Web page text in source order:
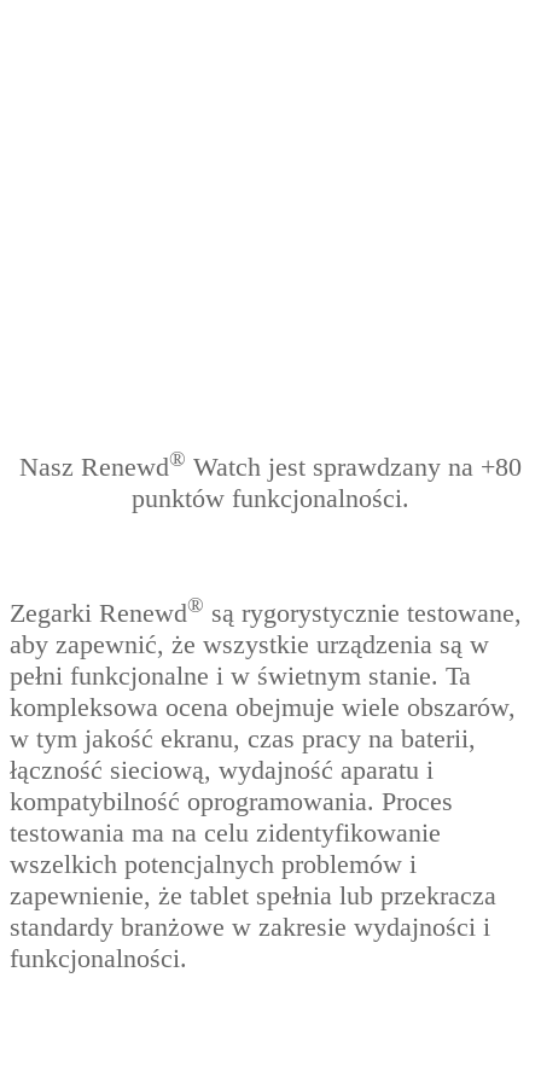
Nasz Renewd® Watch jest sprawdzany na +80
punktów funkcjonalności.
Zegarki Renewd® są rygorystycznie testowane,
aby zapewnić, że wszystkie urządzenia są w
pełni funkcjonalne i w świetnym stanie. Ta
kompleksowa ocena obejmuje wiele obszarów,
w tym jakość ekranu, czas pracy na baterii,
łączność sieciową, wydajność aparatu i
kompatybilność oprogramowania. Proces
testowania ma na celu zidentyfikowanie
wszelkich potencjalnych problemów i
zapewnienie, że tablet spełnia lub przekracza
standardy branżowe w zakresie wydajności i
funkcjonalności.